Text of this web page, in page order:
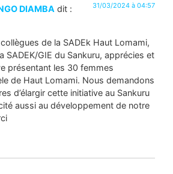
DIAMBA dit : 31/03/2024 à 04:57
de la SADEk Haut Lomami,
SADEK/GIE du Sankuru, apprécies et
présentant les 30 femmes
de Haut Lomami. Nous demandons
d’élargir cette initiative au Sankuru
aussi au développement de notre